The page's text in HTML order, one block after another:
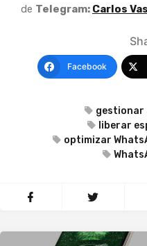
de Telegram: Carlos
Facebook
gestionar
liberar
optimizar